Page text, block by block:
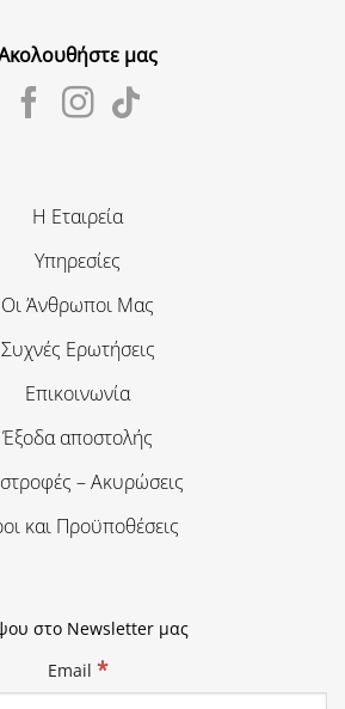
μας
Η Εταιρεία
Υπηρεσίες
Οι Άνθρωποι Μας
Συχνές Ερωτήσεις
Επικοινωνία
Έξοδα αποστολής
– Ακυρώσεις
και Προϋποθέσεις
στο Newsletter μας
Email *